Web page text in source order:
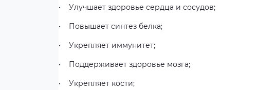
• Улучшает здоровье сердца и сосудов;
• Повышает синтез белка;
• Укрепляет иммунитет;
• Поддерживает здоровье мозга;
• Укрепляет кости;